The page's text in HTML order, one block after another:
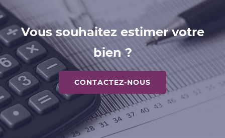
Vous souhaitez estimer votre
bien ?
CONTACTEZ-NOUS